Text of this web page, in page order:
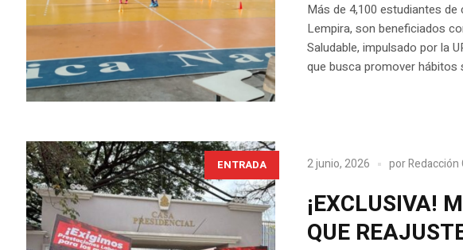
Más de 4,100 estudiantes
Lempira, son beneficiados
Saludable, impulsado por la
que busca promover hábitos
ENTRADA 2 junio, 2026 porRedacción
¡EXCLUSIVA!
QUE